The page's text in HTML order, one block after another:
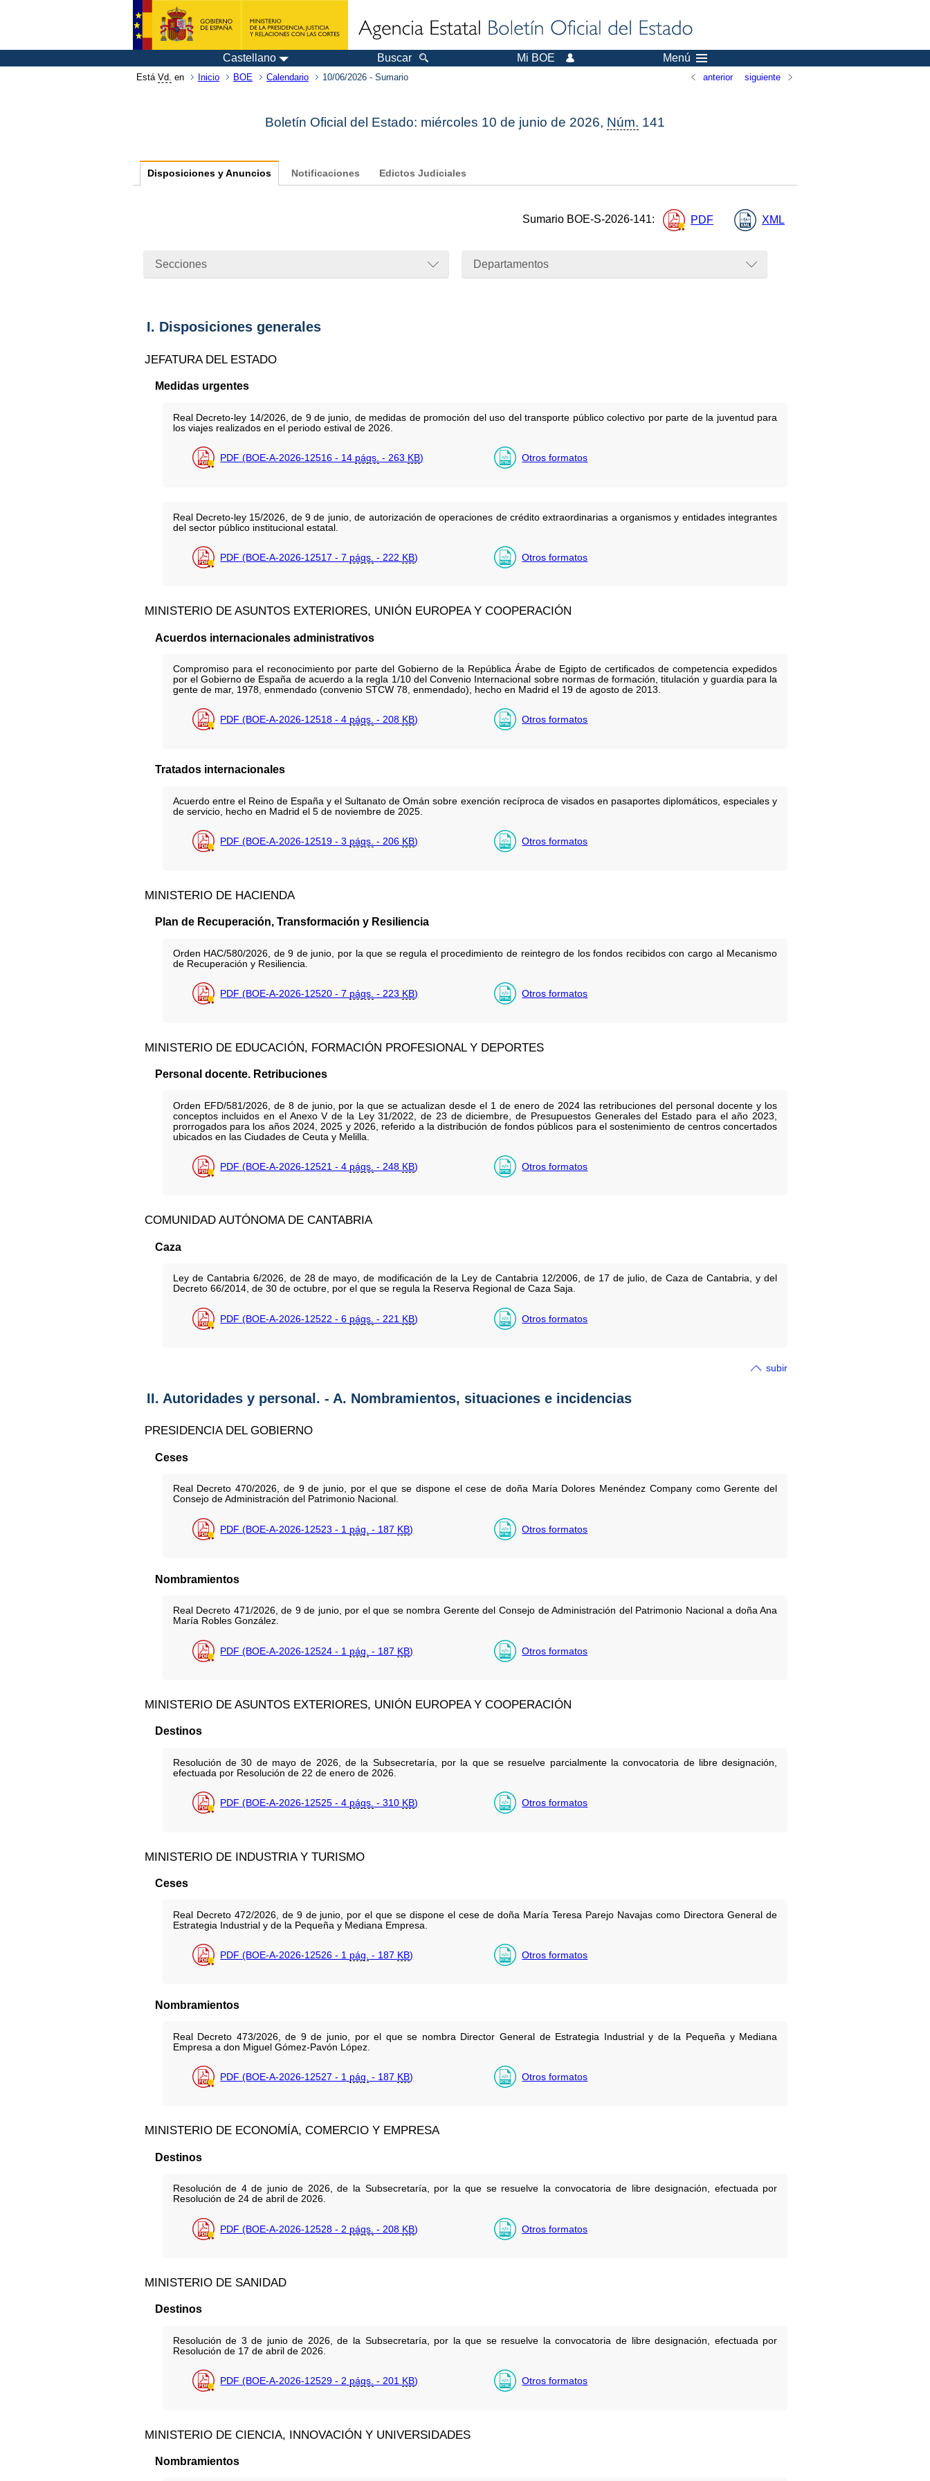
Castellano Buscar Mi BOE Menú
Está Vd. en Inicio BOE Calendario 10/06/2026 - Sumario anterior siguiente
Boletín Oficial del Estado: miércoles 10 de junio de 2026, Núm. 141
Disposiciones y Anuncios Notificaciones Edictos Judiciales
Sumario BOE-S-2026-141: PDF XML
Secciones Departamentos
I. Disposiciones generales
JEFATURA DEL ESTADO
Medidas urgentes
Real Decreto-ley 14/2026, de 9 de junio, de medidas de promoción del uso del transporte público colectivo por parte de la juventud para
los viajes realizados en el periodo estival de 2026.
PDF (BOE-A-2026-12516 - 14 págs. - 263 KB) Otros formatos
Real Decreto-ley 15/2026, de 9 de junio, de autorización de operaciones de crédito extraordinarias a organismos y entidades integrantes
del sector público institucional estatal.
PDF (BOE-A-2026-12517 - 7 págs. - 222 KB) Otros formatos
MINISTERIO DE ASUNTOS EXTERIORES, UNIÓN EUROPEA Y COOPERACIÓN
Acuerdos internacionales administrativos
Compromiso para el reconocimiento por parte del Gobierno de la República Árabe de Egipto de certificados de competencia expedidos
por el Gobierno de España de acuerdo a la regla 1/10 del Convenio Internacional sobre normas de formación, titulación y guardia para la
gente de mar, 1978, enmendado (convenio STCW 78, enmendado), hecho en Madrid el 19 de agosto de 2013.
PDF (BOE-A-2026-12518 - 4 págs. - 208 KB) Otros formatos
Tratados internacionales
Acuerdo entre el Reino de España y el Sultanato de Omán sobre exención recíproca de visados en pasaportes diplomáticos, especiales y
de servicio, hecho en Madrid el 5 de noviembre de 2025.
PDF (BOE-A-2026-12519 - 3 págs. - 206 KB) Otros formatos
MINISTERIO DE HACIENDA
Plan de Recuperación, Transformación y Resiliencia
Orden HAC/580/2026, de 9 de junio, por la que se regula el procedimiento de reintegro de los fondos recibidos con cargo al Mecanismo
de Recuperación y Resiliencia.
PDF (BOE-A-2026-12520 - 7 págs. - 223 KB) Otros formatos
MINISTERIO DE EDUCACIÓN, FORMACIÓN PROFESIONAL Y DEPORTES
Personal docente. Retribuciones
Orden EFD/581/2026, de 8 de junio, por la que se actualizan desde el 1 de enero de 2024 las retribuciones del personal docente y los
conceptos incluidos en el Anexo V de la Ley 31/2022, de 23 de diciembre, de Presupuestos Generales del Estado para el año 2023,
prorrogados para los años 2024, 2025 y 2026, referido a la distribución de fondos públicos para el sostenimiento de centros concertados
ubicados en las Ciudades de Ceuta y Melilla.
PDF (BOE-A-2026-12521 - 4 págs. - 248 KB) Otros formatos
COMUNIDAD AUTÓNOMA DE CANTABRIA
Caza
Ley de Cantabria 6/2026, de 28 de mayo, de modificación de la Ley de Cantabria 12/2006, de 17 de julio, de Caza de Cantabria, y del
Decreto 66/2014, de 30 de octubre, por el que se regula la Reserva Regional de Caza Saja.
PDF (BOE-A-2026-12522 - 6 págs. - 221 KB) Otros formatos
subir
II. Autoridades y personal. - A. Nombramientos, situaciones e incidencias
PRESIDENCIA DEL GOBIERNO
Ceses
Real Decreto 470/2026, de 9 de junio, por el que se dispone el cese de doña María Dolores Menéndez Company como Gerente del
Consejo de Administración del Patrimonio Nacional.
PDF (BOE-A-2026-12523 - 1 pág. - 187 KB) Otros formatos
Nombramientos
Real Decreto 471/2026, de 9 de junio, por el que se nombra Gerente del Consejo de Administración del Patrimonio Nacional a doña Ana
María Robles González.
PDF (BOE-A-2026-12524 - 1 pág. - 187 KB) Otros formatos
MINISTERIO DE ASUNTOS EXTERIORES, UNIÓN EUROPEA Y COOPERACIÓN
Destinos
Resolución de 30 de mayo de 2026, de la Subsecretaría, por la que se resuelve parcialmente la convocatoria de libre designación,
efectuada por Resolución de 22 de enero de 2026.
PDF (BOE-A-2026-12525 - 4 págs. - 310 KB) Otros formatos
MINISTERIO DE INDUSTRIA Y TURISMO
Ceses
Real Decreto 472/2026, de 9 de junio, por el que se dispone el cese de doña María Teresa Parejo Navajas como Directora General de
Estrategia Industrial y de la Pequeña y Mediana Empresa.
PDF (BOE-A-2026-12526 - 1 pág. - 187 KB) Otros formatos
Nombramientos
Real Decreto 473/2026, de 9 de junio, por el que se nombra Director General de Estrategia Industrial y de la Pequeña y Mediana
Empresa a don Miguel Gómez-Pavón López.
PDF (BOE-A-2026-12527 - 1 pág. - 187 KB) Otros formatos
MINISTERIO DE ECONOMÍA, COMERCIO Y EMPRESA
Destinos
Resolución de 4 de junio de 2026, de la Subsecretaría, por la que se resuelve la convocatoria de libre designación, efectuada por
Resolución de 24 de abril de 2026.
PDF (BOE-A-2026-12528 - 2 págs. - 208 KB) Otros formatos
MINISTERIO DE SANIDAD
Destinos
Resolución de 3 de junio de 2026, de la Subsecretaría, por la que se resuelve la convocatoria de libre designación, efectuada por
Resolución de 17 de abril de 2026.
PDF (BOE-A-2026-12529 - 2 págs. - 201 KB) Otros formatos
MINISTERIO DE CIENCIA, INNOVACIÓN Y UNIVERSIDADES
Nombramientos